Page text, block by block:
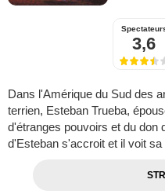
3,6
Dans l'Amérique du Sud des
terrien, Esteban Trueba,
d'étranges pouvoirs et du don
d'Esteban s'accroit et il voit